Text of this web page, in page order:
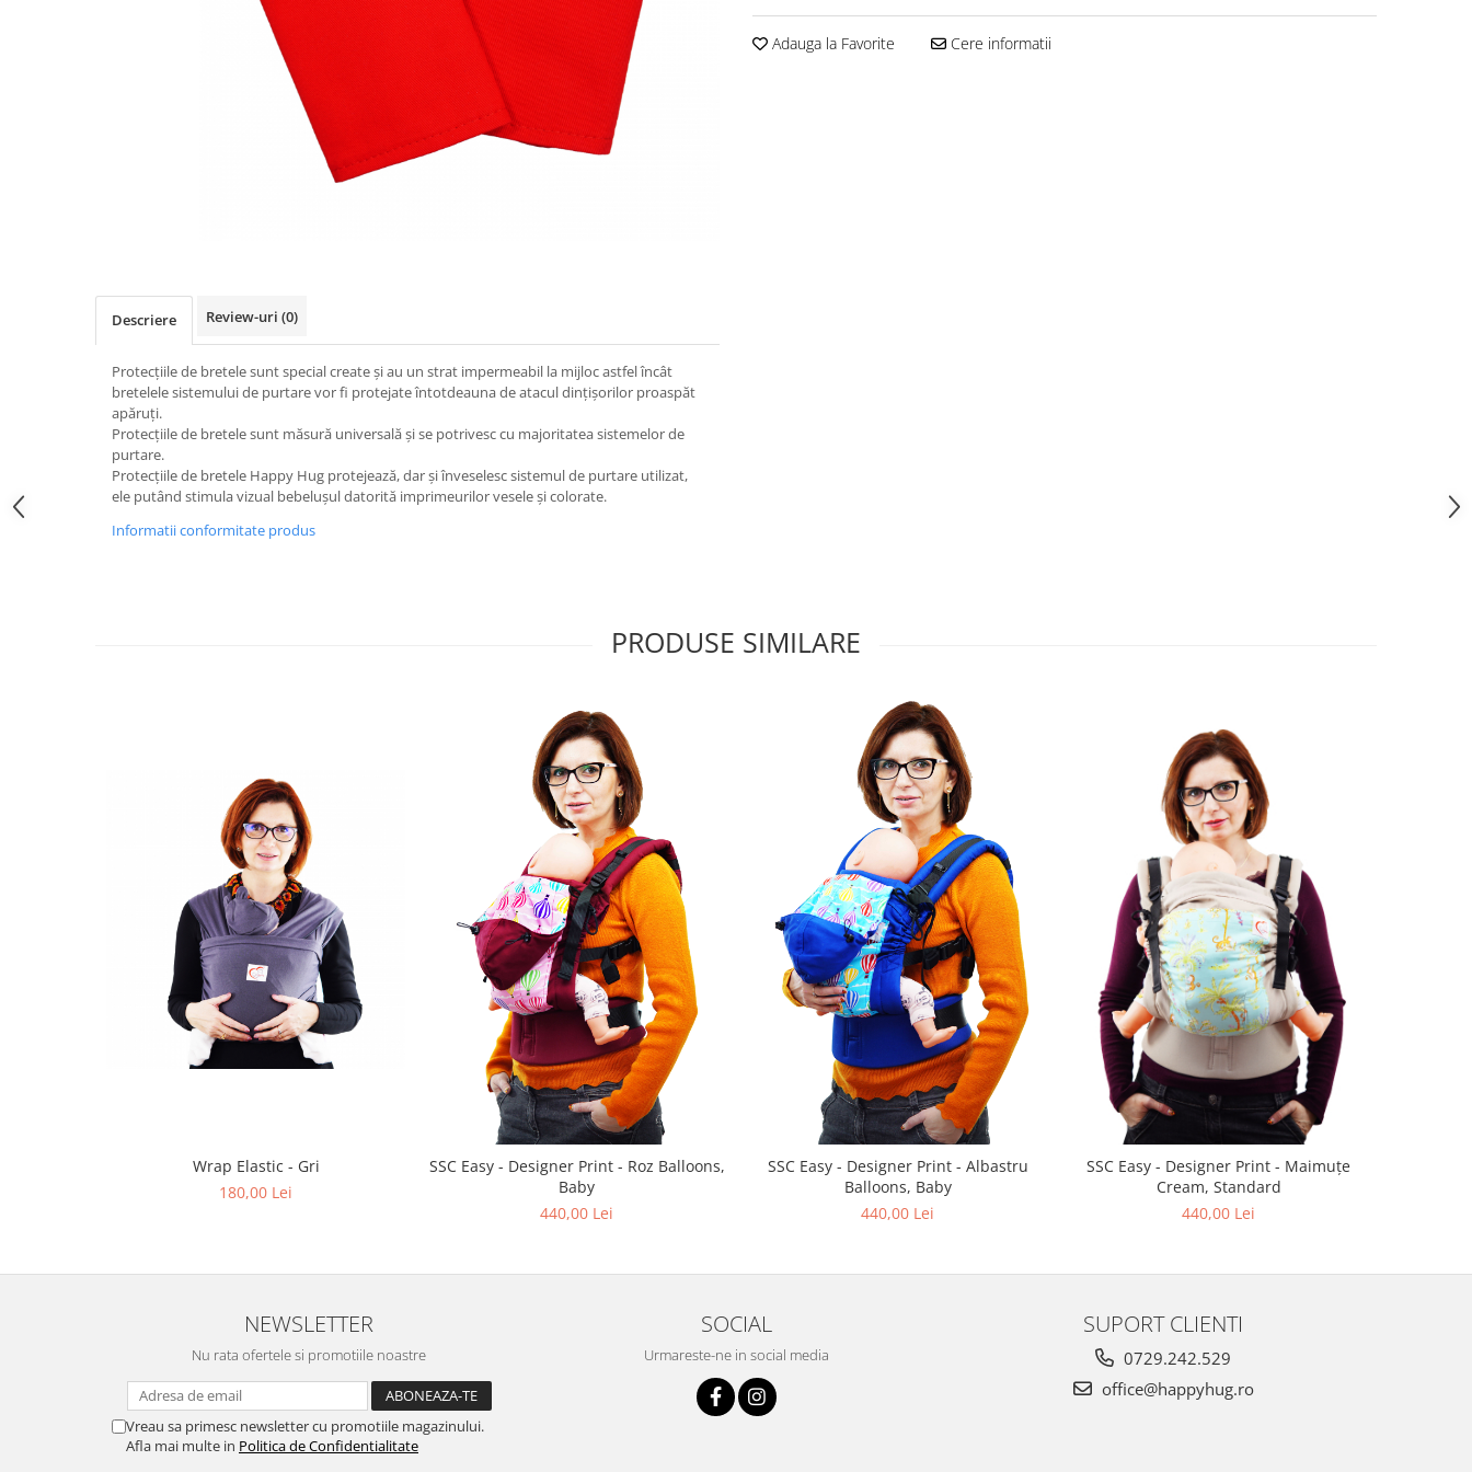
Adauga la Favorite Cere informatii
Descriere Review-uri (0)
Protecțiile de bretele sunt special create și au un strat impermeabil la mijloc astfel încât
bretelele sistemului de purtare vor fi protejate întotdeauna de atacul dințișorilor proaspăt
apăruți.
Protecțiile de bretele sunt măsură universală și se potrivesc cu majoritatea sistemelor de
purtare.
Protecțiile de bretele Happy Hug protejează, dar și înveselesc sistemul de purtare utilizat,
ele putând stimula vizual bebelușul datorită imprimeurilor vesele și colorate.
Informatii conformitate produs
PRODUSE SIMILARE
Wrap Elastic - Gri
180,00 Lei
SSC Easy - Designer Print - Roz Balloons,
Baby
440,00 Lei
SSC Easy - Designer Print - Albastru
Balloons, Baby
440,00 Lei
SSC Easy - Designer Print - Maimuțe
Cream, Standard
440,00 Lei
NEWSLETTER
Nu rata ofertele si promotiile noastre
Vreau sa primesc newsletter cu promotiile magazinului.
Afla mai multe in Politica de Confidentialitate
SOCIAL
Urmareste-ne in social media
SUPORT CLIENTI
0729.242.529
office@happyhug.ro